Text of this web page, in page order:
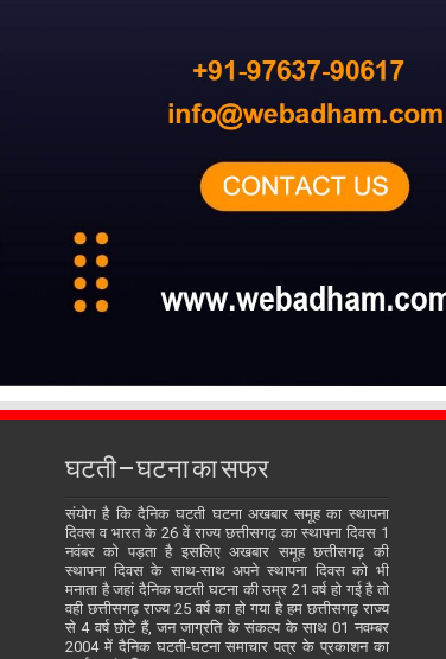
घटती – घटना का सफर
संयोग है कि दैनिक घटती घटना अखबार समूह का स्थापना
दिवस व भारत के 26 वें राज्य छत्तीसगढ़ का स्थापना दिवस 1
नवंबर को पड़ता है इसलिए अखबार समूह छत्तीसगढ़ की
स्थापना दिवस के साथ-साथ अपने स्थापना दिवस को भी
मनाता है जहां दैनिक घटती घटना की उम्र 21 वर्ष हो गई है तो
वही छत्तीसगढ़ राज्य 25 वर्ष का हो गया है हम छत्तीसगढ़ राज्य
से 4 वर्ष छोटे हैं, जन जाग्रति के संकल्प के साथ 01 नवम्बर
2004 में दैनिक घटती-घटना समाचार पत्र के प्रकाशन का